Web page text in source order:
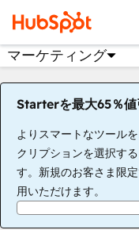
マーケティング
Starterを最大65％値
よりスマートなツール
クリプションを選択す
す。新規のお客さま限
用いただけます。